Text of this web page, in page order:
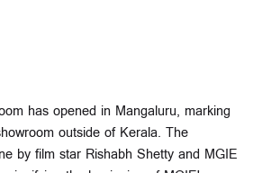
has opened in Mangaluru, marking
outside of Kerala. The
by film star Rishabh Shetty and MGIE